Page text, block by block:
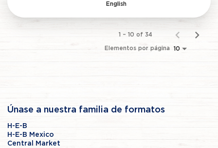
English
Elementos por página 10
1 – 10 of 34
Únase a nuestra familia de formatos
H-E-B
H-E-B Mexico
Central Market